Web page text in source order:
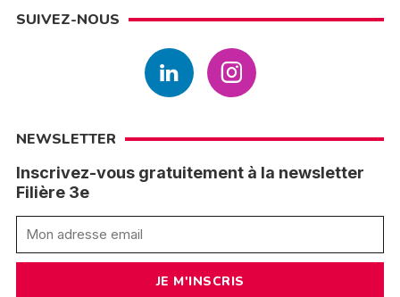
SUIVEZ-NOUS
NEWSLETTER
Inscrivez-vous gratuitement à la newsletter
Filière 3e